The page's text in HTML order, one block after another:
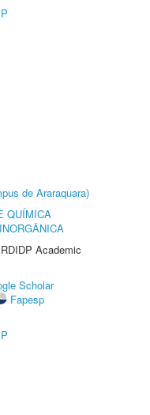
de Araraquara)
QUÍMICA
Academic
Scholar
Fapesp